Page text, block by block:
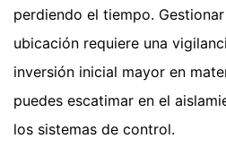
perdiendo el tiempo.
ubicación requiere una
inversión inicial mayor en
puedes escatimar en el
los sistemas de control.